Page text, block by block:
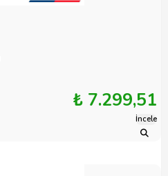
₺ 7.299,51
İncele